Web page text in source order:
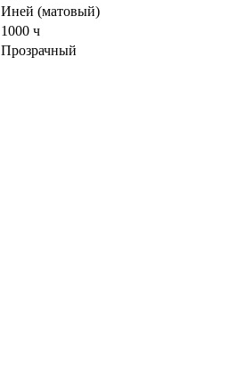
Иней (матовый)
1000 ч
Прозрачный